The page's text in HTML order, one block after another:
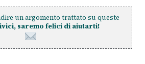
un argomento trattato su queste
saremo felici di aiutarti!